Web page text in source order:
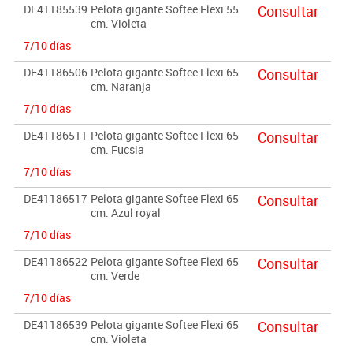
DE41185539 Pelota gigante Softee Flexi 55
cm. Violeta
7/10 días
Consultar
DE41186506 Pelota gigante Softee Flexi 65
cm. Naranja
7/10 días
Consultar
DE41186511 Pelota gigante Softee Flexi 65
cm. Fucsia
7/10 días
Consultar
DE41186517 Pelota gigante Softee Flexi 65
cm. Azul royal
7/10 días
Consultar
DE41186522 Pelota gigante Softee Flexi 65
cm. Verde
7/10 días
Consultar
DE41186539 Pelota gigante Softee Flexi 65
cm. Violeta
Consultar